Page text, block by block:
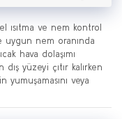
ısıtma ve nem kontrol
uygun nem oranında
hava dolaşımı
yüzeyi çıtır kalırken
yumuşamasını veya